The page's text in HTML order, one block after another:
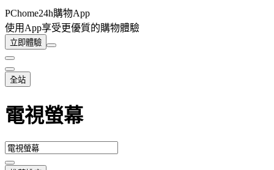
PChome24h購物App
使用App享受更優質的購物體驗
立即體驗
全站
電視螢幕